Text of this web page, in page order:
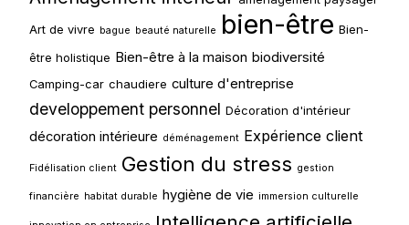
Art de vivre bague beauté naturelle bien-être Bien-
être holistique Bien-être à la maison biodiversité
Camping-car chaudiere culture d'entreprise
developpement personnel Décoration d'intérieur
décoration intérieure déménagement Expérience client
Fidélisation client Gestion du stress gestion
financière habitat durable hygiène de vie immersion culturelle